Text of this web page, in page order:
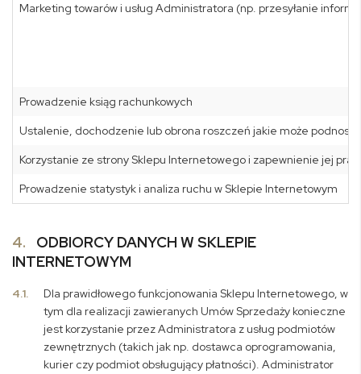
Marketing towarów i usług Administratora (np. przesyłanie
Prowadzenie ksiąg rachunkowych
Ustalenie, dochodzenie lub obrona roszczeń jakie może
Korzystanie ze strony Sklepu Internetowego i zapewnienie jej
Prowadzenie statystyk i analiza ruchu w Sklepie Internetowym
4.
ODBIORCY DANYCH W SKLEPIE
INTERNETOWYM
4.1.
Dla prawidłowego funkcjonowania Sklepu Internetowego, w
tym dla realizacji zawieranych Umów Sprzedaży konieczne
jest korzystanie przez Administratora z usług podmiotów
zewnętrznych (takich jak np. dostawca oprogramowania,
kurier czy podmiot obsługujący płatności). Administrator